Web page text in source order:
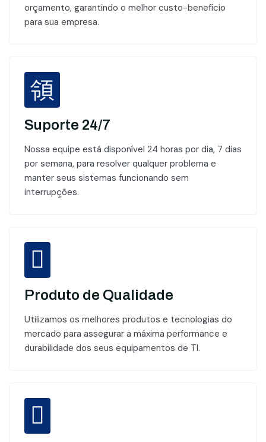
orçamento, garantindo o melhor custo-benefício
para sua empresa.
Suporte 24/7
Nossa equipe está disponível 24 horas por dia, 7 dias
por semana, para resolver qualquer problema e
manter seus sistemas funcionando sem
interrupções.
Produto de Qualidade
Utilizamos os melhores produtos e tecnologias do
mercado para assegurar a máxima performance e
durabilidade dos seus equipamentos de TI.